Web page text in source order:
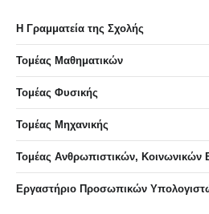
Η Γραμματεία της Σχολής
Τομέας Μαθηματικών
Τομέας Φυσικής
Τομέας Μηχανικής
Τομέας Ανθρωπιστικών, Κοινωνικών
Eργαστήριo Προσωπικών